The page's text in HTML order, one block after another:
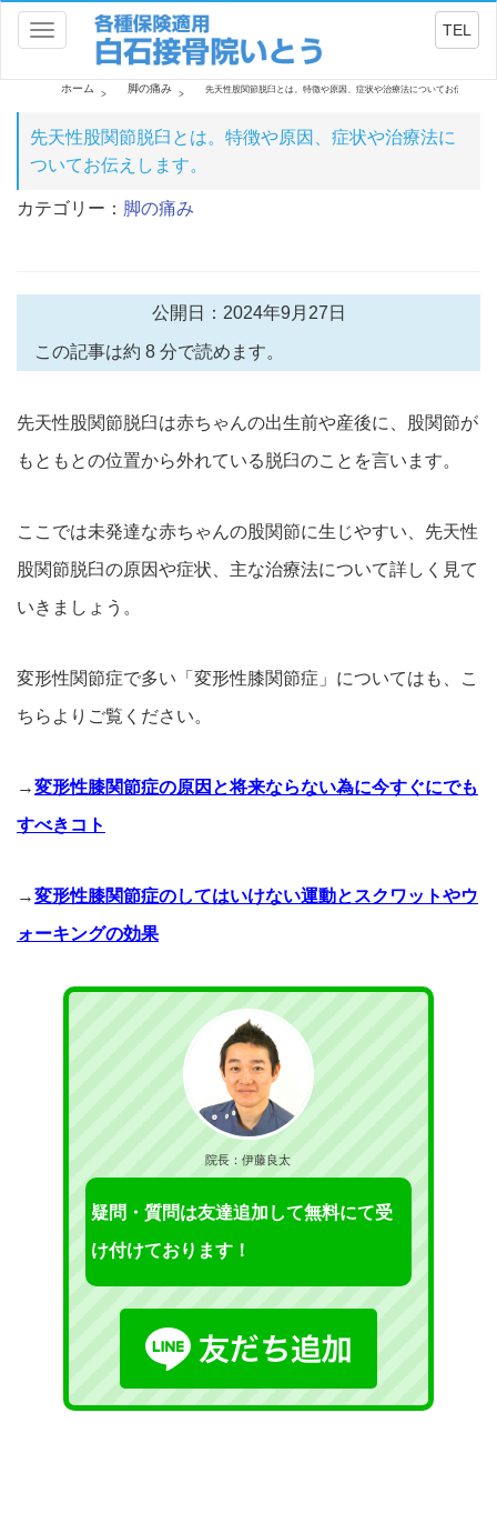
Toggle
navigation
TEL
ホーム 脚の痛み 先天性股関節脱臼とは。特徴や原因、症状や治療法についてお伝えしま
先天性股関節脱臼とは。特徴や原因、症状や治療法に
ついてお伝えします。
カテゴリー： 脚の痛み
公開日：2024年9月27日
この記事は約 8 分で読めます。
先天性股関節脱臼は赤ちゃんの出生前や産後に、股関節が
もともとの位置から外れている脱臼のことを言います。
ここでは未発達な赤ちゃんの股関節に生じやすい、先天性
股関節脱臼の原因や症状、主な治療法について詳しく見て
いきましょう。
変形性関節症で多い「変形性膝関節症」についてはも、こ
ちらよりご覧ください。
→変形性膝関節症の原因と将来ならない為に今すぐにでも
すべきコト
→変形性膝関節症のしてはいけない運動とスクワットやウ
ォーキングの効果
院長：伊藤良太
疑問・質問は友達追加して無料にて受
け付けております！